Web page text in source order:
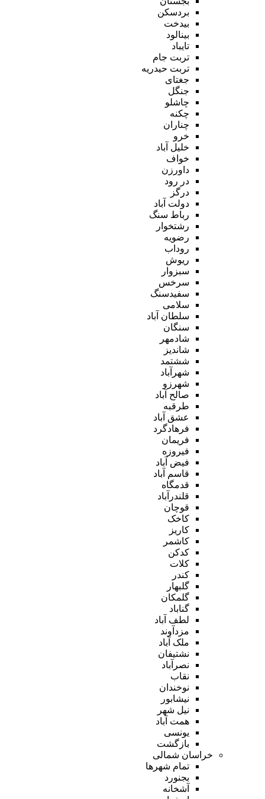
بردسکن
بیدخت
بینالود
تایباد
تربت جام
تربت حیدریه
جغتای
جنگل
چاشلو
چکنه
چناران
خرو
خلیل آباد
خواف
داورزن
در رود
درگز
دولت آباد
رباط سنگ
رشتخوار
رضویه
روداب
ریوش
سبزوار
سرخس
سفیدسنگ
سلامی
سلطان آباد
سنگان
شادمهر
شاندیز
ششتمد
شهرآباد
شهرزو
صالح آباد
طرقبه
عشق آباد
فرهادگرد
فریمان
فیروزه
فیض آباد
قاسم آباد
قدمگاه
قلندرآباد
قوچان
کاخک
کاریز
کاشمر
کدکن
کلات
کندر
گلبهار
گلمکان
گناباد
لطف آباد
مزدآوند
ملک آباد
نشتیفان
نصرآباد
نقاب
نوخندان
نیشابور
نیل شهر
همت آباد
یونسی
بازگشت
خراسان شمالی
تمام شهر‌ها
بجنورد
آشخانه